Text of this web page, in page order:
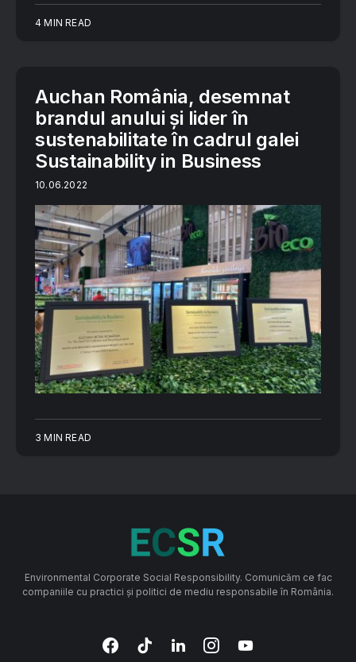
4 MIN READ
Auchan România, desemnat
brandul anului și lider în
sustenabilitate în cadrul galei
Sustainability in Business
10.06.2022
3 MIN READ
Environmental Corporate Social Responsibility. Comunicăm ce fac
companiile cu practici și politici de mediu responsabile în România.